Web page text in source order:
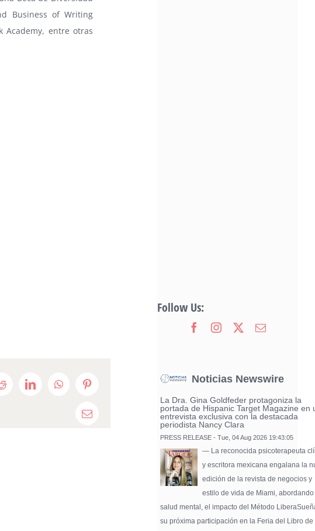
Business of Writing
Academy, entre otras
Reddit LinkedInWhatsAppPinterest
Email
Follow Us:
Noticias Newswire
La Dra. Gina Goldfeder protagoniza la
portada de Hispanic Target Magazine en
entrevista exclusiva con la destacada
periodista Nancy Clara
PRESS RELEASE - Tue, 04 Aug 2026 19:43:05
— La reconocida psicoterapeuta
y escritora mexicana engalana la
edición de la revista de negocios y
estilo de vida de Miami,
salud mental, el impacto del Método
su próxima participación en la Feria del Libro de